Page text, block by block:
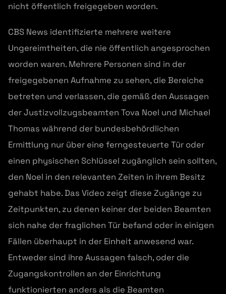
nicht öffentlich freigegeben worden.
CBS News identifizierte mehrere weitere
Ungereimtheiten, die nie öffentlich angesprochen
worden waren. Mehrere Personen sind in der
freigegebenen Aufnahme zu sehen, die Bereiche
betreten und verlassen, die gemäß den Aussagen
der Justizvollzugsbeamten Tova Noel und Michael
Thomas während der bundesbehördlichen
Ermittlung nur über eine ferngesteuerte Tür oder
einen physischen Schlüssel zugänglich sein sollten,
den Noel in den relevanten Zeiten in ihrem Besitz
gehabt habe. Das Video zeigt diese Zugänge zu
Zeitpunkten, zu denen keiner der beiden Beamten
sich nahe der fraglichen Tür befand oder in einigen
Fällen überhaupt in der Einheit anwesend war.
Entweder sind ihre Aussagen falsch, oder die
Zugangskontrollen an der Einrichtung
funktionierten anders als die Beamten